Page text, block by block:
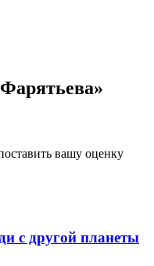
вашу оценку
с другой планеты